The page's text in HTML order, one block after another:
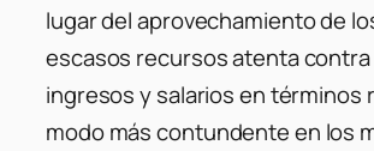
lugar del aprovechamiento de
escasos recursos atenta contra
ingresos y salarios en términos
modo más contundente en los